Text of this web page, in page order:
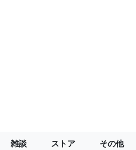
雑談 ストア その他